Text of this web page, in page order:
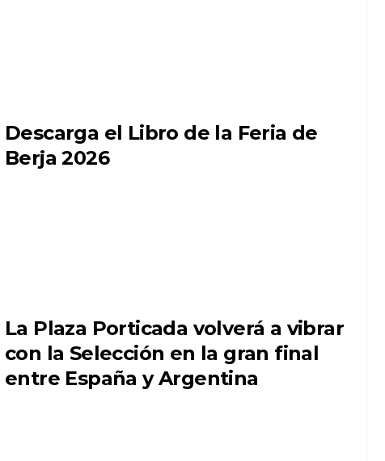
Descarga el Libro de la Feria de
Berja 2026
La Plaza Porticada volverá a vibrar
con la Selección en la gran final
entre España y Argentina